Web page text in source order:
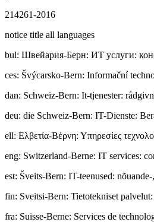
214261-2016
notice title all languages
bul: Швейария-Берн: ИТ услуги:
ces: Švýcarsko-Bern: Informační
dan: Schweiz-Bern: It-tjenester:
deu: die Schweiz-Bern: IT-Dienste:
ell: Ελβετία-Βέρνη: Υπηρεσίες
eng: Switzerland-Berne: IT services:
est: Šveits-Bern: IT-teenused:
fin: Sveitsi-Bern: Tietotekniset
fra: Suisse-Berne: Services de